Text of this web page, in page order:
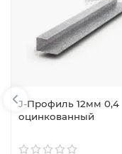
J-Профиль 12мм 0,4
оцинкованный